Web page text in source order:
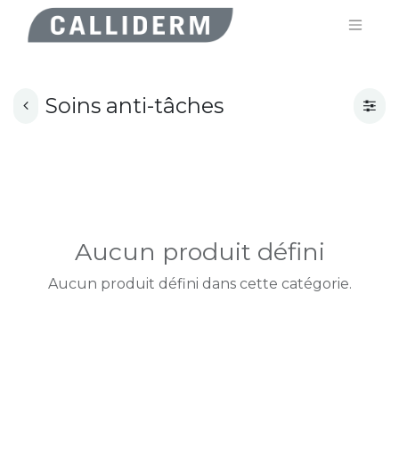
Soins anti-tâches
Aucun produit défini
Aucun produit défini dans cette catégorie.